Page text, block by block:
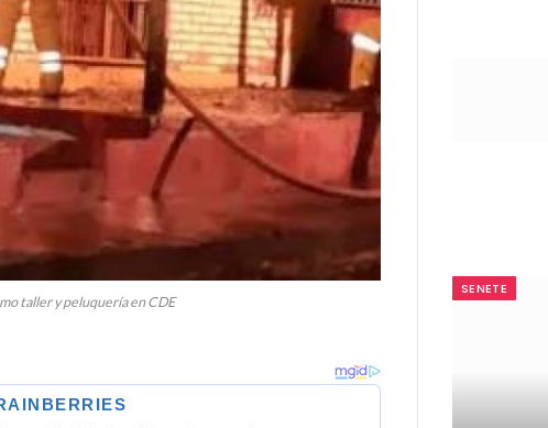
taller y peluquería en CDE
SENETE